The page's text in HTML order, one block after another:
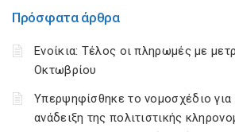
Πρόσφατα άρθρα
Ενοίκια: Τέλος οι πληρωμές με
Οκτωβρίου
Υπερψηφίσθηκε το νομοσχέδιο για
ανάδειξη της πολιτιστικής